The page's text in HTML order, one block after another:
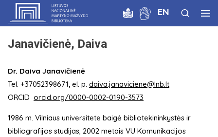
EN
Janavičienė, Daiva
Dr. Daiva Janavičienė
Tel. +37052398671, el. p. daiva.janaviciene@lnb.lt
ORCID orcid.org/0000-0002-0190-3573
1986 m. Vilniaus universitete baigė bibliotekininkystės ir
bibliografijos studijas; 2002 metais VU Komunikacijos